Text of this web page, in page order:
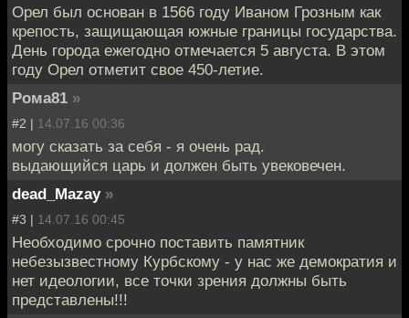
Орел был основан в 1566 году Иваном Грозным как
крепость, защищающая южные границы государства.
День города ежегодно отмечается 5 августа. В этом
году Орел отметит свое 450-летие.
Рома81 »
#2 | 14.07.16 00:36
могу сказать за себя - я очень рад.
выдающийся царь и должен быть увековечен.
dead_Mazay »
#3 | 14.07.16 00:45
Необходимо срочно поставить памятник
небезызвестному Курбскому - у нас же демократия и
нет идеологии, все точки зрения должны быть
представлены!!!